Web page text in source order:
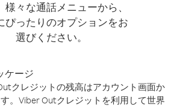
様々な通話メニューから、
ぴったりのオプションをお
選びください。
ケージ
クレジットの残高はアカウント画面か
。Viber Outクレジットを利用して世界